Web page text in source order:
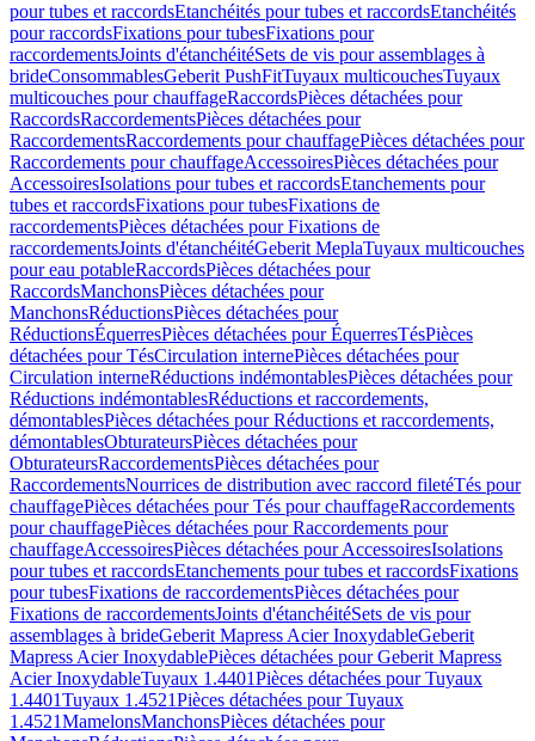
pour tubes et raccordsEtanchéités pour tubes et raccordsEtanchéités
pour raccordsFixations pour tubesFixations pour
raccordementsJoints d'étanchéitéSets de vis pour assemblages à
brideConsommablesGeberit PushFitTuyaux multicouchesTuyaux
multicouches pour chauffageRaccordsPièces détachées pour
RaccordsRaccordementsPièces détachées pour
RaccordementsRaccordements pour chauffagePièces détachées pour
Raccordements pour chauffageAccessoiresPièces détachées pour
AccessoiresIsolations pour tubes et raccordsEtanchements pour
tubes et raccordsFixations pour tubesFixations de
raccordementsPièces détachées pour Fixations de
raccordementsJoints d'étanchéitéGeberit MeplaTuyaux multicouches
pour eau potableRaccordsPièces détachées pour
RaccordsManchonsPièces détachées pour
ManchonsRéductionsPièces détachées pour
RéductionsÉquerresPièces détachées pour ÉquerresTésPièces
détachées pour TésCirculation internePièces détachées pour
Circulation interneRéductions indémontablesPièces détachées pour
Réductions indémontablesRéductions et raccordements,
démontablesPièces détachées pour Réductions et raccordements,
démontablesObturateursPièces détachées pour
ObturateursRaccordementsPièces détachées pour
RaccordementsNourrices de distribution avec raccord filetéTés pour
chauffagePièces détachées pour Tés pour chauffageRaccordements
pour chauffagePièces détachées pour Raccordements pour
chauffageAccessoiresPièces détachées pour AccessoiresIsolations
pour tubes et raccordsEtanchements pour tubes et raccordsFixations
pour tubesFixations de raccordementsPièces détachées pour
Fixations de raccordementsJoints d'étanchéitéSets de vis pour
assemblages à brideGeberit Mapress Acier InoxydableGeberit
Mapress Acier InoxydablePièces détachées pour Geberit Mapress
Acier InoxydableTuyaux 1.4401Pièces détachées pour Tuyaux
1.4401Tuyaux 1.4521Pièces détachées pour Tuyaux
1.4521MamelonsManchonsPièces détachées pour